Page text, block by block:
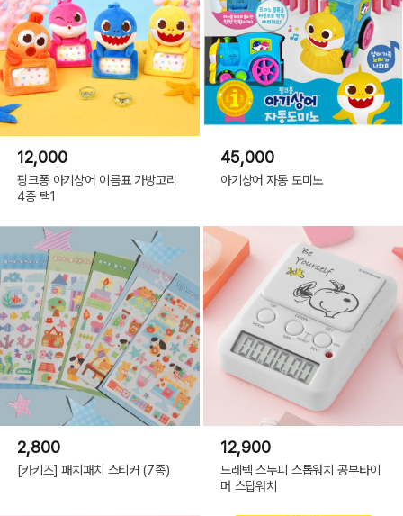
12,000
핑크퐁 아기상어 이름표 가방고리
4종 택1
45,000
아기상어 자동 도미노
2,800
[카키즈] 패치패치 스티커 (7종)
12,900
드레텍 스누피 스톱워치 공부타이
머 스탑워치